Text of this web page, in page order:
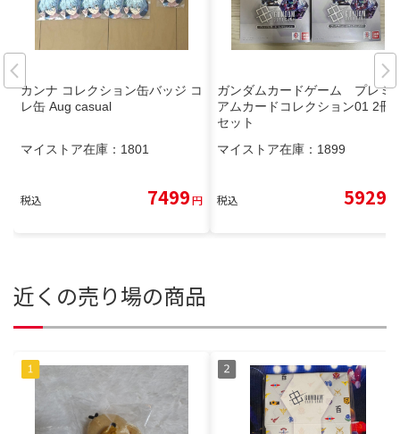
カンナ コレクション缶バッジ コ
レ缶 Aug casual
マイストア在庫： 1801
税込 7499円
ガンダムカードゲーム プレミ
アムカードコレクション01 2冊
セット
マイストア在庫： 1899
税込 5929
近くの売り場の商品